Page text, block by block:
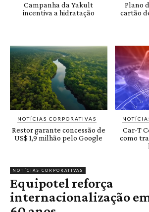
Campanha da Yakult
incentiva a hidratação
Plano
cartão
NOTÍCIAS CORPORATIVAS
Restor garante concessão de
US$ 1,9 milhão pelo Google
Car-T
como